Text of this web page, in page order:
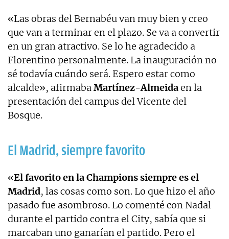
«Las obras del Bernabéu van muy bien y creo
que van a terminar en el plazo. Se va a convertir
en un gran atractivo. Se lo he agradecido a
Florentino personalmente. La inauguración no
sé todavía cuándo será. Espero estar como
alcalde», afirmabaMartínez-Almeidaen la
presentación del campus del Vicente del
Bosque.
El Madrid, siempre favorito
«El favorito en la Champions siempre es el
Madrid, las cosas como son. Lo que hizo el año
pasado fue asombroso. Lo comenté con Nadal
durante el partido contra el City, sabía que si
marcaban uno ganarían el partido. Pero el